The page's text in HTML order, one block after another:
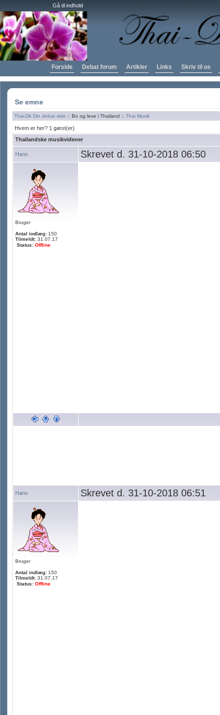
Gå til indhold
Forside Debat forum Artikler Links Skriv til os
Se emne
Thai-Dk Din debat side :: Bo og leve i Thailand :: Thai Musik
Hvem er her? 1 gæst(er)
Thailandske musikvideoer
Hans Skrevet d. 31-10-2018 06:50
Bruger
Antal indlæg: 150
Tilmeldt: 31.07.17
Status: Offline
Hans Skrevet d. 31-10-2018 06:51
Bruger
Antal indlæg: 150
Tilmeldt: 31.07.17
Status: Offline